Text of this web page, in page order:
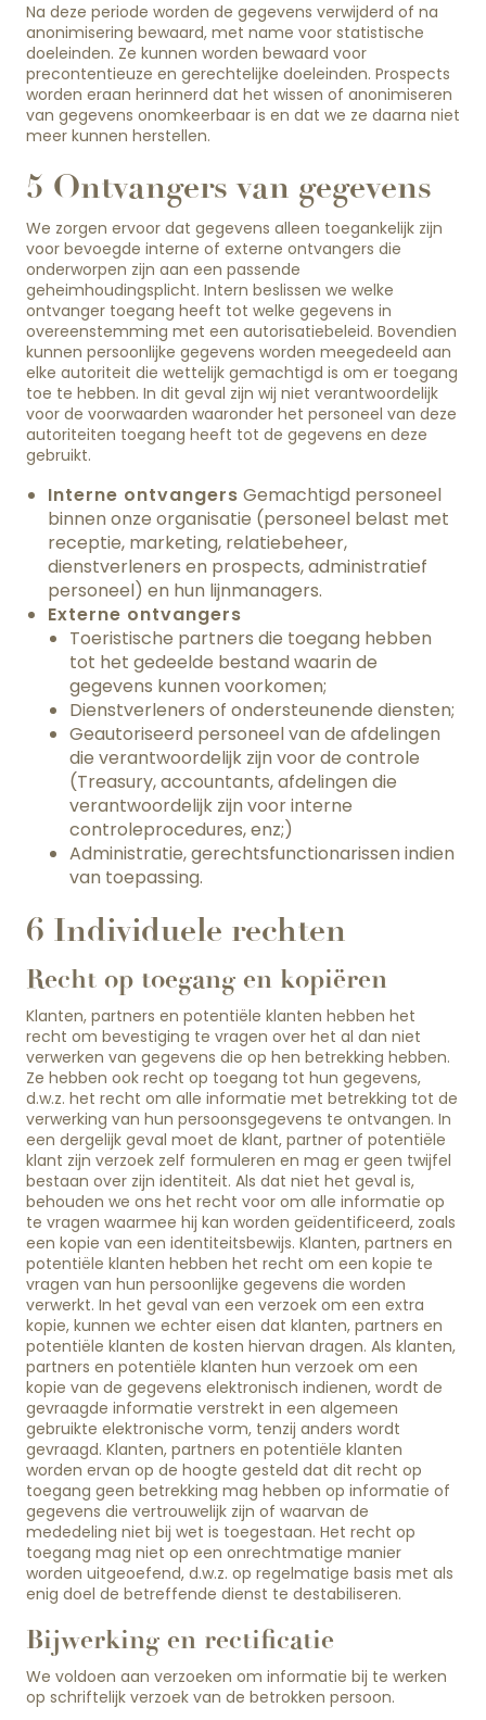
Na deze periode worden de gegevens verwijderd of na
anonimisering bewaard, met name voor statistische
doeleinden. Ze kunnen worden bewaard voor
precontentieuze en gerechtelijke doeleinden. Prospects
worden eraan herinnerd dat het wissen of anonimiseren
van gegevens onomkeerbaar is en dat we ze daarna niet
meer kunnen herstellen.
5 Ontvangers van gegevens
We zorgen ervoor dat gegevens alleen toegankelijk zijn
voor bevoegde interne of externe ontvangers die
onderworpen zijn aan een passende
geheimhoudingsplicht. Intern beslissen we welke
ontvanger toegang heeft tot welke gegevens in
overeenstemming met een autorisatiebeleid. Bovendien
kunnen persoonlijke gegevens worden meegedeeld aan
elke autoriteit die wettelijk gemachtigd is om er toegang
toe te hebben. In dit geval zijn wij niet verantwoordelijk
voor de voorwaarden waaronder het personeel van deze
autoriteiten toegang heeft tot de gegevens en deze
gebruikt.
Interne ontvangers Gemachtigd personeel
binnen onze organisatie (personeel belast met
receptie, marketing, relatiebeheer,
dienstverleners en prospects, administratief
personeel) en hun lijnmanagers.
Externe ontvangers
Toeristische partners die toegang hebben
tot het gedeelde bestand waarin de
gegevens kunnen voorkomen;
Dienstverleners of ondersteunende diensten;
Geautoriseerd personeel van de afdelingen
die verantwoordelijk zijn voor de controle
(Treasury, accountants, afdelingen die
verantwoordelijk zijn voor interne
controleprocedures, enz;)
Administratie, gerechtsfunctionarissen indien
van toepassing.
6 Individuele rechten
Recht op toegang en kopiëren
Klanten, partners en potentiële klanten hebben het
recht om bevestiging te vragen over het al dan niet
verwerken van gegevens die op hen betrekking hebben.
Ze hebben ook recht op toegang tot hun gegevens,
d.w.z. het recht om alle informatie met betrekking tot de
verwerking van hun persoonsgegevens te ontvangen. In
een dergelijk geval moet de klant, partner of potentiële
klant zijn verzoek zelf formuleren en mag er geen twijfel
bestaan over zijn identiteit. Als dat niet het geval is,
behouden we ons het recht voor om alle informatie op
te vragen waarmee hij kan worden geïdentificeerd, zoals
een kopie van een identiteitsbewijs. Klanten, partners en
potentiële klanten hebben het recht om een kopie te
vragen van hun persoonlijke gegevens die worden
verwerkt. In het geval van een verzoek om een extra
kopie, kunnen we echter eisen dat klanten, partners en
potentiële klanten de kosten hiervan dragen. Als klanten,
partners en potentiële klanten hun verzoek om een
kopie van de gegevens elektronisch indienen, wordt de
gevraagde informatie verstrekt in een algemeen
gebruikte elektronische vorm, tenzij anders wordt
gevraagd. Klanten, partners en potentiële klanten
worden ervan op de hoogte gesteld dat dit recht op
toegang geen betrekking mag hebben op informatie of
gegevens die vertrouwelijk zijn of waarvan de
mededeling niet bij wet is toegestaan. Het recht op
toegang mag niet op een onrechtmatige manier
worden uitgeoefend, d.w.z. op regelmatige basis met als
enig doel de betreffende dienst te destabiliseren.
Bijwerking en rectificatie
We voldoen aan verzoeken om informatie bij te werken
op schriftelijk verzoek van de betrokken persoon.